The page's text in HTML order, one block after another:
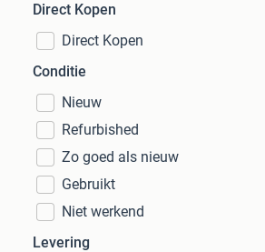
Direct Kopen
Direct Kopen
Conditie
Nieuw
Refurbished
Zo goed als nieuw
Gebruikt
Niet werkend
Levering